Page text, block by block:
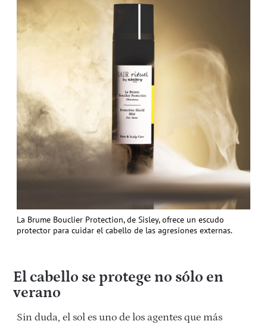
La Brume Bouclier Protection, de Sisley, ofrece un escudo
protector para cuidar el cabello de las agresiones externas.
El cabello se protege no sólo en
verano
Sin duda, el sol es uno de los agentes que más